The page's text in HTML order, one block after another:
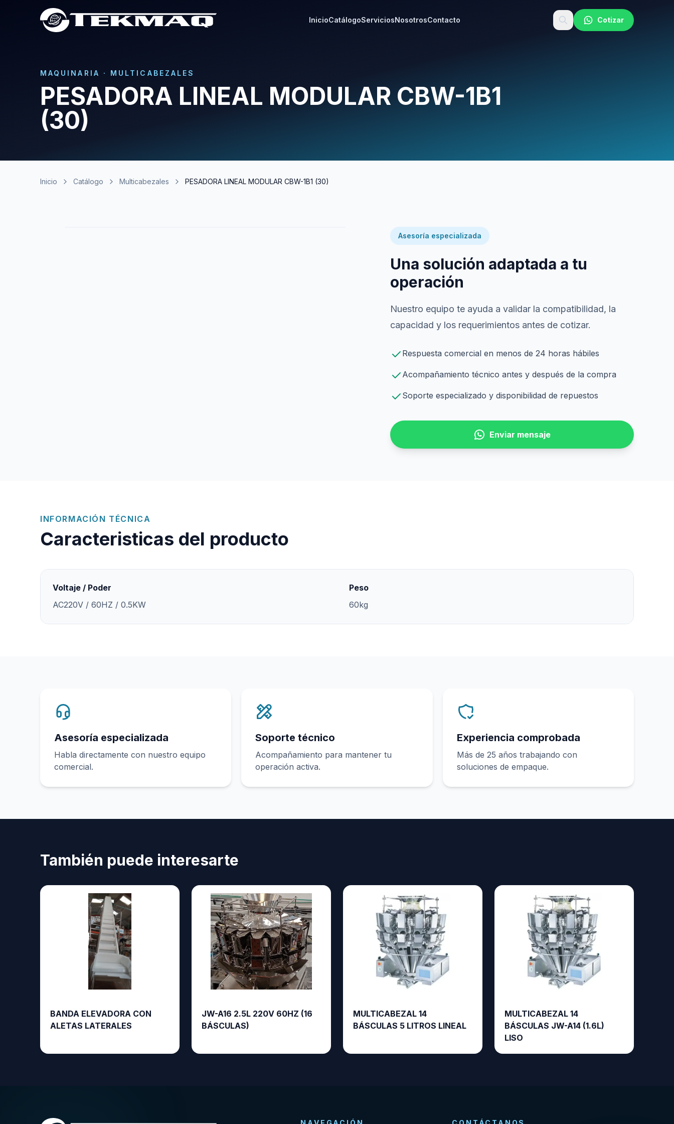
InicioCatálogoServiciosNosotrosContacto Cotizar
MAQUINARIA · MULTICABEZALES
PESADORA LINEAL MODULAR CBW-1B1
(30)
Inicio Catálogo Multicabezales PESADORA LINEAL MODULAR CBW-1B1 (30)
Asesoría especializada
Una solución adaptada a tu
operación
Nuestro equipo te ayuda a validar la compatibilidad, la
capacidad y los requerimientos antes de cotizar.
Respuesta comercial en menos de 24 horas hábiles
Acompañamiento técnico antes y después de la compra
Soporte especializado y disponibilidad de repuestos
Enviar mensaje
INFORMACIÓN TÉCNICA
Caracteristicas del producto
Voltaje / Poder
AC220V / 60HZ / 0.5KW
Peso
60kg
Asesoría especializada
Habla directamente con nuestro equipo
comercial.
Soporte técnico
Acompañamiento para mantener tu
operación activa.
Experiencia comprobada
Más de 25 años trabajando con
soluciones de empaque.
También puede interesarte
BANDA ELEVADORA CON
ALETAS LATERALES
JW-A16 2.5L 220V 60HZ (16
BÁSCULAS)
MULTICABEZAL 14
BÁSCULAS 5 LITROS LINEAL
MULTICABEZAL 14
BÁSCULAS JW-A14 (1.6L)
LISO